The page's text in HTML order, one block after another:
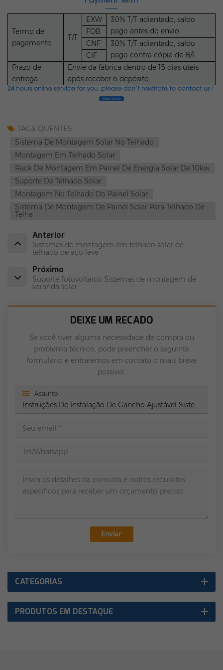
Termo de
pagamento
T/T
EXW
30% T/T adiantado, saldo
pago antes do envio.
FOB
CNF
30% T/T adiantado, saldo
pago contra cópia de B/L
CIF
Prazo de
entrega
Envie da fábrica dentro de 15 dias úteis
após receber o depósito
TAGS QUENTES :
Sistema De Montagem Solar No Telhado
Montagem Em Telhado Solar
Rack De Montagem Em Painel De Energia Solar De 10kw
Suporte De Telhado Solar
Montagem No Telhado Do Painel Solar
Sistema De Montagem De Painel Solar Para Telhado De
Telha
Anterior
Sistemas de montagem em telhado solar de
telhado de aço leve
Próximo
Suporte fotovoltaico Sistemas de montagem de
varanda solar
DEIXE UM RECADO
Se você tiver alguma necessidade de compra ou
problema técnico, pode preencher o seguinte
formulário e entraremos em contato o mais breve
possível.
Assunto :
Instruções De Instalação De Gancho Ajustável Sistema De Montagem Em Telhado Solar
Enviar
CATEGORIAS
PRODUTOS EM DESTAQUE